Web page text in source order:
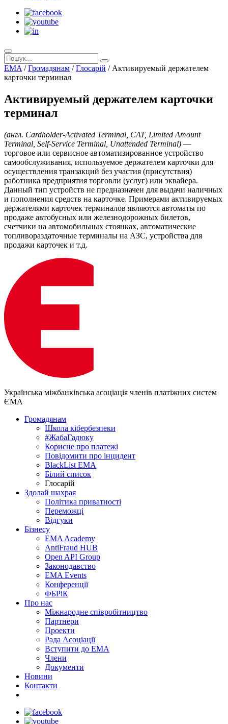
EMA /Громадянам /Глосарій / Активируемый держателем
карточки терминал
Активируемый держателем карточки
терминал
(англ. Cardholder-Activated Terminal, CAT, Limited Amount
Terminal, Self-Service Terminal, Unattended Terminal) —
торговое или сервисное автоматизированное устройство
самообслуживания, используемое держателем карточки для
осуществления транзакций без участия (присутствия)
работника предприятия торговли (услуг) или эквайера.
Данный тип устройств не предназначен для выдачи наличных
и пополнения средств на карточке. Примерами активируемых
держателями карточек терминалов являются автоматы по
продаже автобусных или железнодорожных билетов,
счетчики на автомобильных стоянках, автоматические
топливораздаточные терминалы на АЗС, устройства для
продажи карточек и т.д.
Українська міжбанківська асоціація членів платіжних систем
ЄМА
Громадянам
Школа кібербезпеки
#ЖабаГадюку
Корисне про платежі
Повідомити про інцидент
BlackList EMA
Білий список
Глосарій
Здолай шахрая
Політика приватності
Переможцi
Відгуки
Бізнесу
EMA Academy
AntiFraud HUB
Open API Group
Законодавство
EMA Events
Конференції
ФБРіК
Про нас
Міжнародне співробітництво
Партнери
Проекти
Рада Асоціації
Вступити до ЕМА
Члени
Документи
Новини
Контакти